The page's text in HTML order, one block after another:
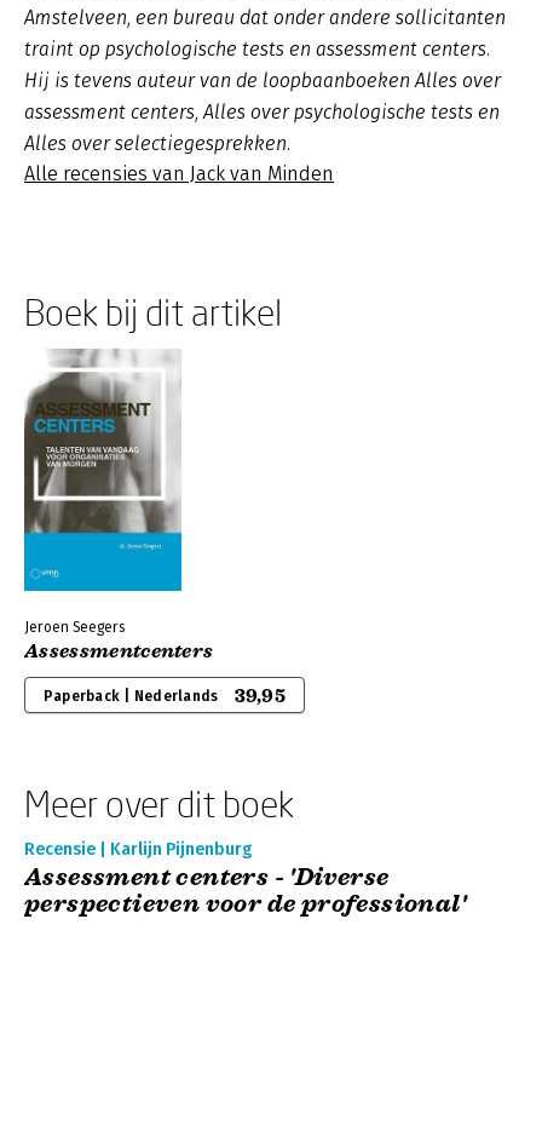
Amstelveen, een bureau dat onder andere sollicitanten
traint op psychologische tests en assessment centers.
Hij is tevens auteur van de loopbaanboeken Alles over
assessment centers, Alles over psychologische tests en
Alles over selectiegesprekken.
Alle recensies van Jack van Minden
Boek bij dit artikel
Jeroen Seegers
Assessmentcenters
Paperback | Nederlands 39,95
Meer over dit boek
Recensie | Karlijn Pijnenburg
Assessment centers - 'Diverse
perspectieven voor de professional'